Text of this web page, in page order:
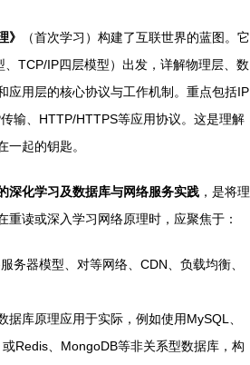
》
（首次学习）构建了互联世界的蓝图。它
、TCP/IP四层模型）出发，详解物理层、数
应用层的核心协议与工作机制。重点包括IP
输、HTTP/HTTPS等应用协议。这是理解
一起的钥匙。
深化学习及数据库与网络服务实践 ，是将理
重读或深入学习网络原理时，应聚焦于：
务器模型、对等网络、CDN、负载均衡、
据库原理应用于实际，例如使用MySQL、
Redis、MongoDB等非关系型数据库，构